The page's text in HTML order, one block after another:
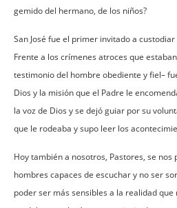
gemido del hermano, de los niños?
San José fue el primer invitado a
Frente a los crímenes atroces que
testimonio del hombre obediente y fiel–
Dios y la misión que el Padre le
la voz de Dios y se dejó guiar por su
que le rodeaba y supo leer los
Hoy también a nosotros, Pastores, se nos
hombres capaces de escuchar y no ser
poder ser más sensibles a la realidad